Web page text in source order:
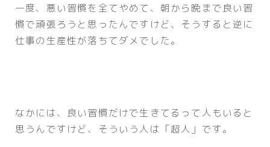
一度、悪い習慣を全てやめて、朝から晩まで良い習
慣で頑張ろうと思ったんですけど、そうすると逆に
仕事の生産性が落ちてダメでした。
なかには、良い習慣だけで生きてるって人もいると
思うんですけど、そういう人は「超人」です。